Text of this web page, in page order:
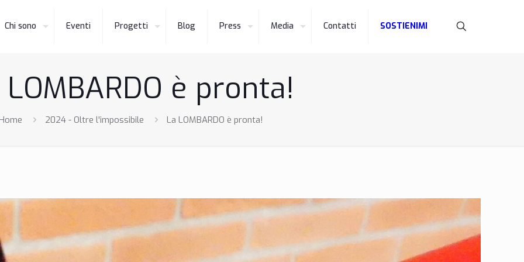
Chi sono Eventi Progetti Blog Press Media Contatti SOSTIENIMI
è pronta!
2024 - Oltre l'impossibile La LOMBARDO è pronta!